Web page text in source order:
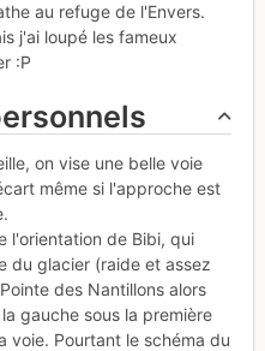
au refuge de l'Envers.
j'ai loupé les fameux
:P
on vise une belle voie
même si l'approche est
l'orientation de Bibi, qui
du glacier (raide et assez
des Nantillons alors
gauche sous la première
voie. Pourtant le schéma du